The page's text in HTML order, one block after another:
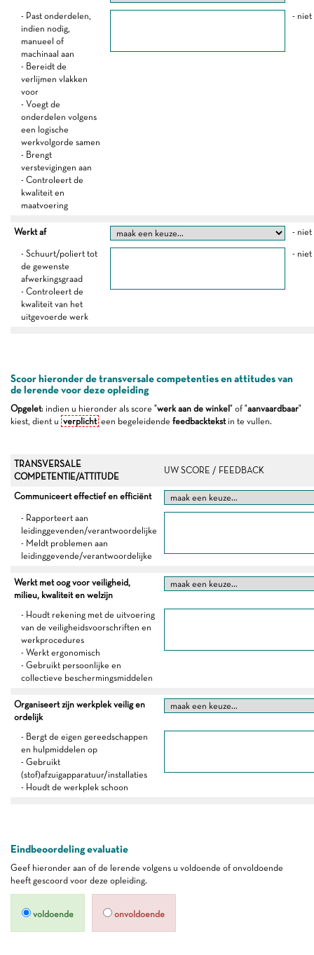
- Past onderdelen,
indien nodig,
manueel of
machinaal aan
- Bereidt de
verlijmen vlakken
voor
- Voegt de
onderdelen volgens
een logische
werkvolgorde samen
- Brengt
verstevigingen aan
- Controleert de
kwaliteit en
maatvoering
- niet
Werkt af - niet
- Schuurt/poliert tot
de gewenste
afwerkingsgraad
- Controleert de
kwaliteit van het
uitgevoerde werk
- niet
Scoor hieronder de transversale competenties en attitudes van
de lerende voor deze opleiding
Opgelet: indien u hieronder als score "werk aan de winkel " of "aanvaardbaar"
kiest, dient u verplicht een begeleidende feedbacktekstin te vullen.
TRANSVERSALE
COMPETENTIE/ATTITUDE
UW SCORE / FEEDBACK
Communiceert effectief en efficiënt
- Rapporteert aan
leidinggevenden/verantwoordelijke
- Meldt problemen aan
leidinggevende/verantwoordelijke
Werkt met oog voor veiligheid,
milieu, kwaliteit en welzijn
- Houdt rekening met de uitvoering
van de veiligheidsvoorschriften en
werkprocedures
- Werkt ergonomisch
- Gebruikt persoonlijke en
collectieve beschermingsmiddelen
Organiseert zijn werkplek veilig en
ordelijk
- Bergt de eigen gereedschappen
en hulpmiddelen op
- Gebruikt
(stof)afzuigapparatuur/installaties
- Houdt de werkplek schoon
Eindbeoordeling evaluatie
Geef hieronder aan of de lerende volgens u voldoende of onvoldoende
heeft gescoord voor deze opleiding.
voldoende onvoldoende